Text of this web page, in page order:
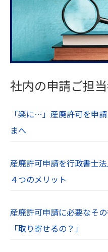
社内の申請ご担
「楽に…」産廃許可を申
まへ
産廃許可申請を行政書士
４つのメリット
産廃許可申請に必要なそ
「取り寄せるの？」